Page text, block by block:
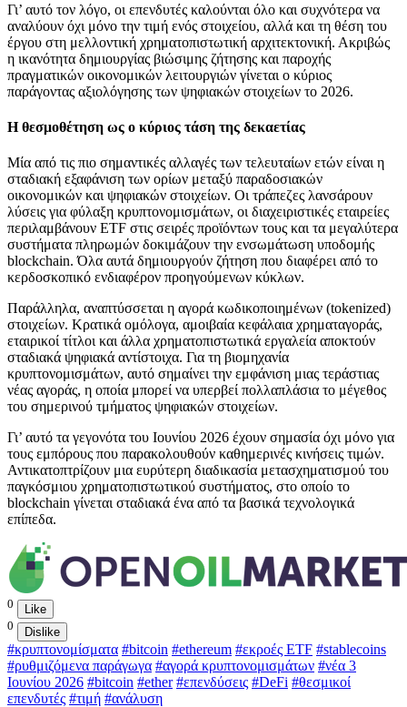
Γι’ αυτό τον λόγο, οι επενδυτές καλούνται όλο και συχνότερα να
αναλύουν όχι μόνο την τιμή ενός στοιχείου, αλλά και τη θέση του
έργου στη μελλοντική χρηματοπιστωτική αρχιτεκτονική. Ακριβώς
η ικανότητα δημιουργίας βιώσιμης ζήτησης και παροχής
πραγματικών οικονομικών λειτουργιών γίνεται ο κύριος
παράγοντας αξιολόγησης των ψηφιακών στοιχείων το 2026.
Η θεσμοθέτηση ως ο κύριος τάση της δεκαετίας
Μία από τις πιο σημαντικές αλλαγές των τελευταίων ετών είναι η
σταδιακή εξαφάνιση των ορίων μεταξύ παραδοσιακών
οικονομικών και ψηφιακών στοιχείων. Οι τράπεζες λανσάρουν
λύσεις για φύλαξη κρυπτονομισμάτων, οι διαχειριστικές εταιρείες
περιλαμβάνουν ETF στις σειρές προϊόντων τους και τα μεγαλύτερα
συστήματα πληρωμών δοκιμάζουν την ενσωμάτωση υποδομής
blockchain. Όλα αυτά δημιουργούν ζήτηση που διαφέρει από το
κερδοσκοπικό ενδιαφέρον προηγούμενων κύκλων.
Παράλληλα, αναπτύσσεται η αγορά κωδικοποιημένων (tokenized)
στοιχείων. Κρατικά ομόλογα, αμοιβαία κεφάλαια χρηματαγοράς,
εταιρικοί τίτλοι και άλλα χρηματοπιστωτικά εργαλεία αποκτούν
σταδιακά ψηφιακά αντίστοιχα. Για τη βιομηχανία
κρυπτονομισμάτων, αυτό σημαίνει την εμφάνιση μιας τεράστιας
νέας αγοράς, η οποία μπορεί να υπερβεί πολλαπλάσια το μέγεθος
του σημερινού τμήματος ψηφιακών στοιχείων.
Γι’ αυτό τα γεγονότα του Ιουνίου 2026 έχουν σημασία όχι μόνο για
τους εμπόρους που παρακολουθούν καθημερινές κινήσεις τιμών.
Αντικατοπτρίζουν μια ευρύτερη διαδικασία μετασχηματισμού του
παγκόσμιου χρηματοπιστωτικού συστήματος, στο οποίο το
blockchain γίνεται σταδιακά ένα από τα βασικά τεχνολογικά
επίπεδα.
0
Like
0
Dislike
#κρυπτονομίσματα #bitcoin #ethereum #εκροές ETF #stablecoins
#ρυθμιζόμενα παράγωγα #αγορά κρυπτονομισμάτων #νέα 3
Ιουνίου 2026 #bitcoin #ether #επενδύσεις #DeFi #θεσμικοί
επενδυτές #τιμή #ανάλυση